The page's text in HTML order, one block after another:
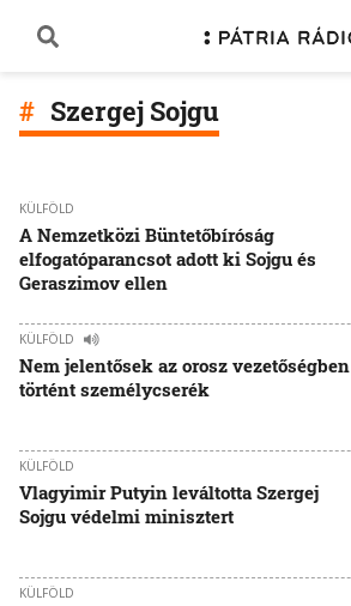
Szergej Sojgu
KÜLFÖLD
A Nemzetközi Büntetőbíróság
elfogatóparancsot adott ki Sojgu és
Geraszimov ellen
KÜLFÖLD
Nem jelentősek az orosz vezetőségben
történt személycserék
KÜLFÖLD
Vlagyimir Putyin leváltotta Szergej
Sojgu védelmi minisztert
KÜLFÖLD